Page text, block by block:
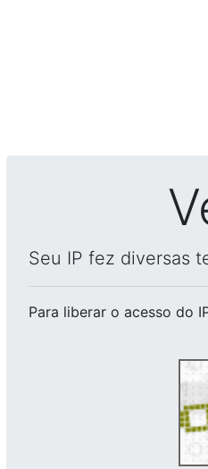
Seu IP fez diversas
Para liberar o acesso do